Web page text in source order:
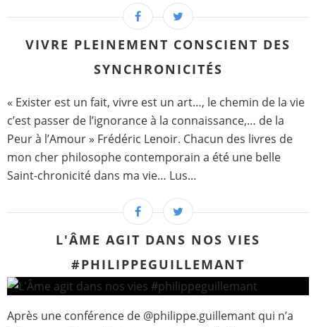
VIVRE PLEINEMENT CONSCIENT DES
SYNCHRONICITÉS
« Exister est un fait, vivre est un art…, le chemin de la vie
c’est passer de l’ignorance à la connaissance,… de la
Peur à l’Amour » Frédéric Lenoir. Chacun des livres de
mon cher philosophe contemporain a été une belle
Saint-chronicité dans ma vie… Lus...
L'ÂME AGIT DANS NOS VIES
#PHILIPPEGUILLEMANT
Après une conférence de @philippe.guillemant qui n’a